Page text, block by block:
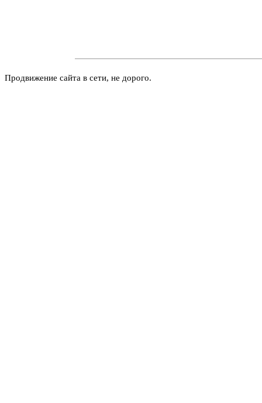
Продвижение сайта в сети, не дорого.